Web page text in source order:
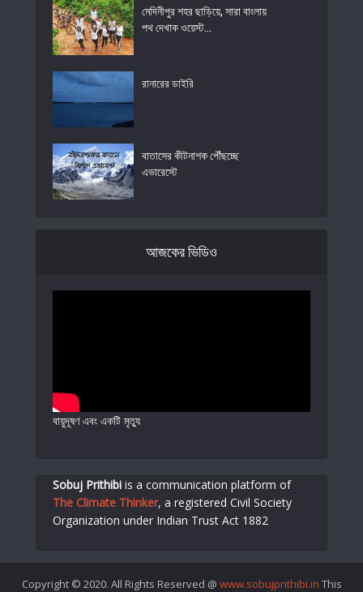
মেদিনীপুর শহর ছাড়িয়ে, সারা বাংলায়
পথ দেখাক ওয়েস্ট...
রানারের ডাইরি
বাতাসের কীটনাশক পৌঁছচ্ছে
এভারেস্টে
আজকের ভিডিও
বায়ুদূষণ এবং একটি মৃত্যু
Sobuj Prithibi is a communication platform of
The Climate Thinker, a registered Civil Society
Organization under Indian Trust Act 1882
Copyright © 2020. All Rights Reserved @ www.sobujprithibi.in This